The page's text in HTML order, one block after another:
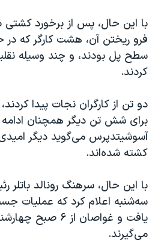
با این حال، پس از برخورد کشتی
فرو ریختن آن، هشت کارگر که
سطح پل بودند، و چند وسیله
کردند.
دو تن از کارگران نجات پیدا
برای شش تن دیگر همچنان ادامه
آسوشیتدپرس می‌گوید دیگر
کشته شده‌اند.
با این حال، سرهنگ رونالد باتلر
سه‌شنبه اعلام کرد که عملیات
یافت و غواصان از ۶
می‌گیرند.